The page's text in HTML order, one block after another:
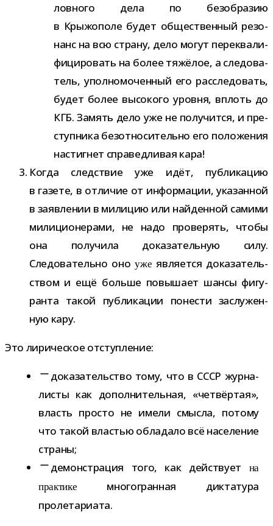
лов­ного дела по без­об­ра­зию
в Крыжополе будет обще­ствен­ный резо­
нанс на всю страну, дело могут пере­ква­ли­
фи­ци­ро­вать на более тяжё­лое, а сле­до­ва­
тель, упол­но­мо­чен­ный его рас­сле­до­вать,
будет более высо­кого уровня, вплоть до
КГБ. Замять дело уже не полу­чится, и пре­
ступ­ника без­от­но­си­тельно его поло­же­ния
настиг­нет спра­вед­ли­вая кара!
Когда след­ствие уже идёт, пуб­ли­ка­цию
в газете, в отли­чие от инфор­ма­ции, ука­зан­ной
в заяв­ле­нии в мили­цию или най­ден­ной самими
мили­ци­о­не­рами, не надо про­ве­рять, чтобы
она полу­чила дока­за­тель­ную силу.
Следовательно оноуже явля­ется дока­за­тель­
ством и ещё больше повы­шает шансы фигу­
ранта такой пуб­ли­ка­ции поне­сти заслу­жен­
ную кару.
Это лири­че­ское отступление:
дока­за­тель­ство тому, что в СССР жур­на­
ли­сты как допол­ни­тель­ная, «чет­вёр­тая»,
власть про­сто не имели смысла, потому
что такой вла­стью обла­дало всё насе­ле­ние
страны;
демон­стра­ция того, как дей­ствует
на
прак­тике
мно­го­гран­ная дик­та­тура
пролетариата.